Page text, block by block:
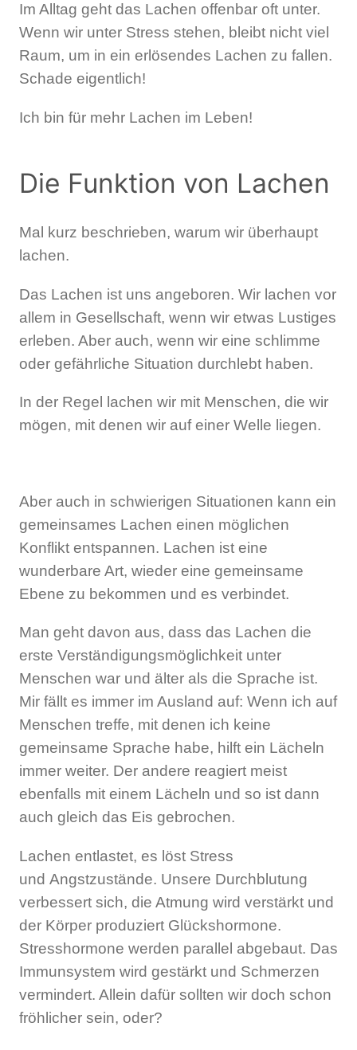
Im Alltag geht das Lachen offenbar oft unter.
Wenn wir unter Stress stehen, bleibt nicht viel
Raum, um in ein erlösendes Lachen zu fallen.
Schade eigentlich!
Ich bin für mehr Lachen im Leben!
Die Funktion von Lachen
Mal kurz beschrieben, warum wir überhaupt
lachen.
Das Lachen ist uns angeboren. Wir lachen vor
allem in Gesellschaft, wenn wir etwas Lustiges
erleben. Aber auch, wenn wir eine schlimme
oder gefährliche Situation durchlebt haben.
In der Regel lachen wir mit Menschen, die wir
mögen, mit denen wir auf einer Welle liegen.
Aber auch in schwierigen Situationen kann ein
gemeinsames Lachen einen möglichen
Konflikt entspannen. Lachen ist eine
wunderbare Art, wieder eine gemeinsame
Ebene zu bekommen und es verbindet.
Man geht davon aus, dass das Lachen die
erste Verständigungsmöglichkeit unter
Menschen war und älter als die Sprache ist.
Mir fällt es immer im Ausland auf: Wenn ich auf
Menschen treffe, mit denen ich keine
gemeinsame Sprache habe, hilft ein Lächeln
immer weiter. Der andere reagiert meist
ebenfalls mit einem Lächeln und so ist dann
auch gleich das Eis gebrochen.
Lachen entlastet, es löst Stress
und Angstzustände. Unsere Durchblutung
verbessert sich, die Atmung wird verstärkt und
der Körper produziert Glückshormone.
Stresshormone werden parallel abgebaut. Das
Immunsystem wird gestärkt und Schmerzen
vermindert. Allein dafür sollten wir doch schon
fröhlicher sein, oder?